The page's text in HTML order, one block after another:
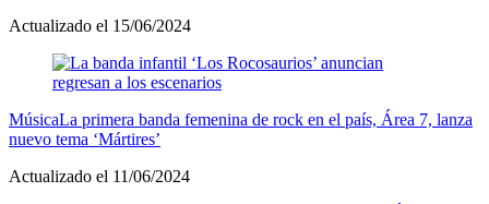
Actualizado el 15/06/2024
MúsicaLa primera banda femenina de rock en el país, Área 7, lanza
nuevo tema ‘Mártires’
Actualizado el 11/06/2024